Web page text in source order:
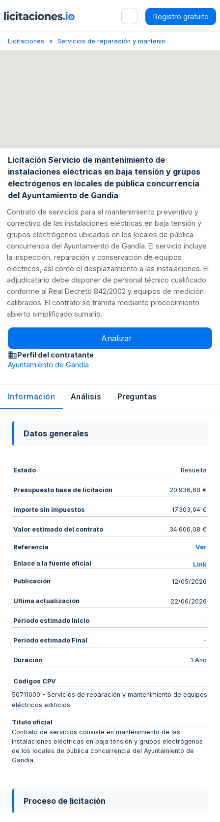
Registro gratuito
Licitaciones Servicios de reparación y mantenimiento de
Licitación Servicio de mantenimiento de
instalaciones eléctricas en baja tensión y grupos
electrógenos en locales de pública concurrencia
del Ayuntamiento de Gandía
Contrato de servicios para el mantenimiento preventivo y
correctivo de las instalaciones eléctricas en baja tensión y
grupos electrógenos ubicados en los locales de pública
concurrencia del Ayuntamiento de Gandía. El servicio incluye
la inspección, reparación y conservación de equipos
eléctricos, así como el desplazamiento a las instalaciones. El
adjudicatario debe disponer de personal técnico cualificado
conforme al Real Decreto 842/2002 y equipos de medición
calibrados. El contrato se tramita mediante procedimiento
abierto simplificado sumario.
Analizar
Perfil del contratante
Ayuntamiento de Gandía
Información Análisis Preguntas
Datos generales
Estado Resuelta
Presupuesto base de licitación 20.936,68 €
Importe sin impuestos 17.303,04 €
Valor estimado del contrato 34.606,08 €
Referencia Ver
Enlace a la fuente oficial Link
Publicación 12/05/2026
Ultima actualización 22/06/2026
Periodo estimado Inicio -
Periodo estimado Final -
Duración 1 Año
Códigos CPV
50711000 - Servicios de reparación y mantenimiento de equipos
eléctricos edificios
Título oficial
Contrato de servicios consiste en mantenimiento de las
instalaciones eléctricas en baja tensión y grupos electrógenos
de los locales de pública concurrencia del Ayuntamiento de
Gandía.
Proceso de licitación